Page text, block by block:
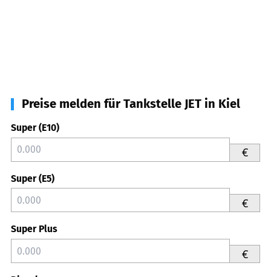
Preise melden für Tankstelle JET in Kiel
Super (E10)
€
Super (E5)
€
Super Plus
€